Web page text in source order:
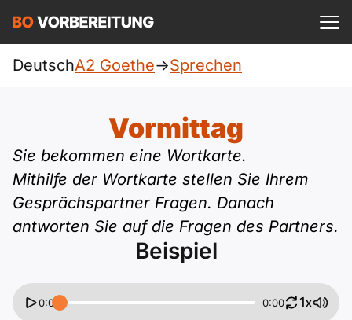
Goethe
DTZ
Beruf
ÖIF
Englisch
Türkisch
Russisch
A1 Allgemein
A1 DTZ
A1 Goethe
A2
A2 Allgemein
A2 telc
B1
B1 DTZ
B2 Allgemein
Blog
Einloggen ist kostenlos?
DeutschA2 Goethe->Sprechen
Vormittag
Sie bekommen eine Wortkarte.
Mithilfe der Wortkarte stellen Sie Ihrem
Gesprächspartner Fragen. Danach
antworten Sie auf die Fragen des Partners.
Beispiel
0:00 0:00 1x